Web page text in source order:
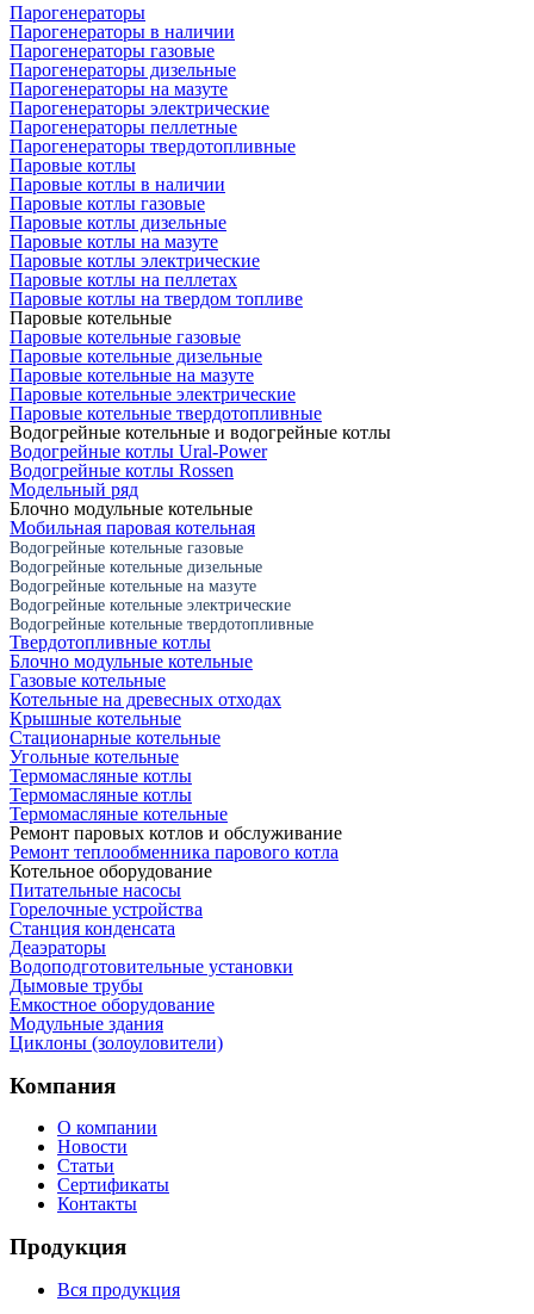
Парогенераторы
Парогенераторы в наличии
Парогенераторы газовые
Парогенераторы дизельные
Парогенераторы на мазуте
Парогенераторы электрические
Парогенераторы пеллетные
Парогенераторы твердотопливные
Паровые котлы
Паровые котлы в наличии
Паровые котлы газовые
Паровые котлы дизельные
Паровые котлы на мазуте
Паровые котлы электрические
Паровые котлы на пеллетах
Паровые котлы на твердом топливе
Паровые котельные
Паровые котельные газовые
Паровые котельные дизельные
Паровые котельные на мазуте
Паровые котельные электрические
Паровые котельные твердотопливные
Водогрейные котельные и водогрейные котлы
Водогрейные котлы Ural-Power
Водогрейные котлы Rossen
Модельный ряд
Блочно модульные котельные
Мобильная паровая котельная
Водогрейные котельные газовые
Водогрейные котельные дизельные
Водогрейные котельные на мазуте
Водогрейные котельные электрические
Водогрейные котельные твердотопливные
Твердотопливные котлы
Блочно модульные котельные
Газовые котельные
Котельные на древесных отходах
Крышные котельные
Стационарные котельные
Угольные котельные
Термомасляные котлы
Термомасляные котлы
Термомасляные котельные
Ремонт паровых котлов и обслуживание
Ремонт теплообменника парового котла
Котельное оборудование
Питательные насосы
Горелочные устройства
Станция конденсата
Деаэраторы
Водоподготовительные установки
Дымовые трубы
Емкостное оборудование
Mодульные здания
Циклоны (золоуловители)
Компания
О компании
Новости
Статьи
Сертификаты
Контакты
Продукция
Вся продукция